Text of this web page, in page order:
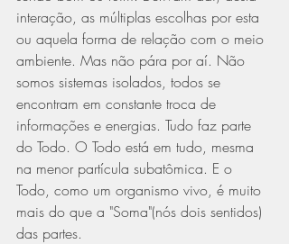
interação, as múltiplas escolhas por esta
ou aquela forma de relação com o meio
ambiente. Mas não pára por aí. Não
somos sistemas isolados, todos se
encontram em constante troca de
informações e energias. Tudo faz parte
do Todo. O Todo está em tudo, mesma
na menor partícula subatômica. E o
Todo, como um organismo vivo, é muito
mais do que a "Soma"(nós dois sentidos)
das partes.